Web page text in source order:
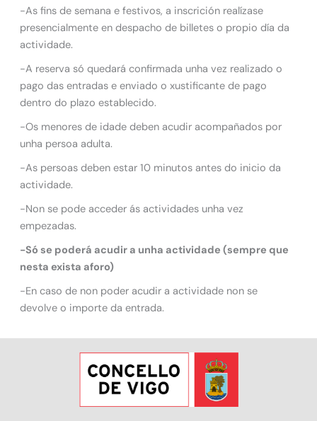
-As fins de semana e festivos, a inscrición realízase
presencialmente en despacho de billetes o propio día da
actividade.
-A reserva só quedará confirmada unha vez realizado o
pago das entradas e enviado o xustificante de pago
dentro do plazo establecido.
-Os menores de idade deben acudir acompañados por
unha persoa adulta.
-As persoas deben estar 10 minutos antes do inicio da
actividade.
-Non se pode acceder ás actividades unha vez
empezadas.
-Só se poderá acudir a unha actividade (sempre que
nesta exista aforo)
-En caso de non poder acudir a actividade non se
devolve o importe da entrada.